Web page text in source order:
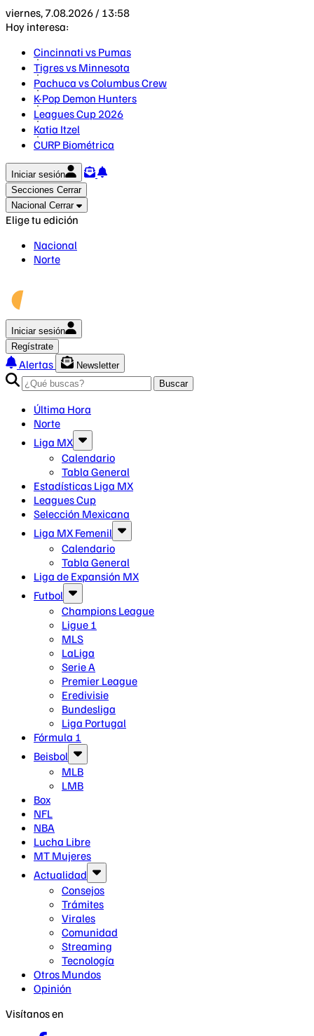
viernes, 7.08.2026 / 13:58
Hoy interesa:
Cincinnati vs Pumas
Tigres vs Minnesota
Pachuca vs Columbus Crew
K-Pop Demon Hunters
Leagues Cup 2026
Katia Itzel
CURP Biométrica
Iniciar sesión
Secciones Cerrar
Nacional Cerrar
Elige tu edición
Nacional
Norte
Iniciar sesión
Regístrate
Alertas
Newsletter
Buscar
Última Hora
Norte
Liga MX
Calendario
Tabla General
Estadísticas Liga MX
Leagues Cup
Selección Mexicana
Liga MX Femenil
Calendario
Tabla General
Liga de Expansión MX
Futbol
Champions League
Ligue 1
MLS
LaLiga
Serie A
Premier League
Eredivisie
Bundesliga
Liga Portugal
Fórmula 1
Beisbol
MLB
LMB
Box
NFL
NBA
Lucha Libre
MT Mujeres
Actualidad
Consejos
Trámites
Virales
Comunidad
Streaming
Tecnología
Otros Mundos
Opinión
Visítanos en